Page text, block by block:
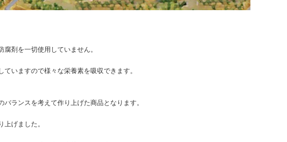
剤を一切使用していません。
いますので様々な栄養素を吸収できます。
ランスを考えて作り上げた商品となります。
げました。